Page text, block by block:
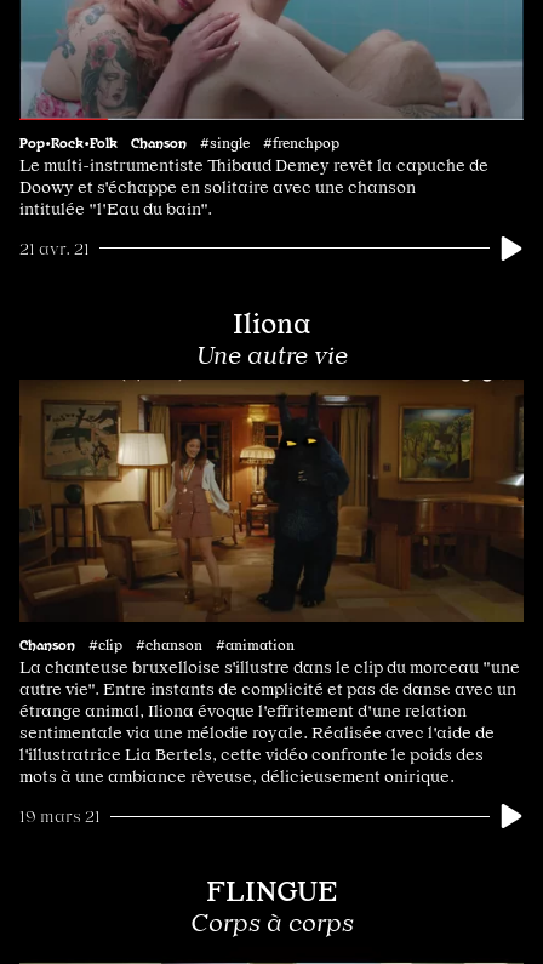
Pop•Rock•Folk Chanson #single #frenchpop
Le multi-instrumentiste Thibaud Demey revêt la capuche de
Doowy et s'échappe en solitaire avec une chanson
intitulée "l'Eau du bain".
21 avr. 21
Iliona
Une autre vie
Chanson #clip #chanson #animation
La chanteuse bruxelloise s'illustre dans le clip du morceau "une
autre vie". Entre instants de complicité et pas de danse avec un
étrange animal, Iliona évoque l'effritement d'une relation
sentimentale via une mélodie royale. Réalisée avec l'aide de
l'illustratrice Lia Bertels, cette vidéo confronte le poids des
mots à une ambiance rêveuse, délicieusement onirique.
19 mars 21
FLINGUE
Corps à corps